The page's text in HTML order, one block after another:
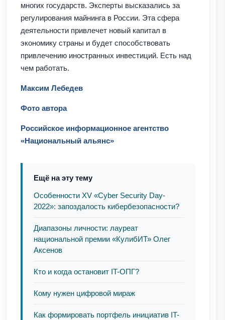
многих государств. Эксперты высказались за
регулирования майнинга в России. Эта сфера
деятельности привлечет новый капитал в
экономику страны и будет способствовать
привлечению иностранных инвестиций. Есть над
чем работать.
Максим Лебедев
Фото автора
Российское информационное агентство
«Национальный альянс»
Ещё на эту тему
Особенности XV «Cyber Security Day-
2022»: запоздалость кибербезопасности?
Диапазоны личности: лауреат
национальной премии «КулибИТ» Олег
Аксенов
Кто и когда остановит IT-ОПГ?
Кому нужен цифровой мираж
Как формировать портфель инициатив IT-